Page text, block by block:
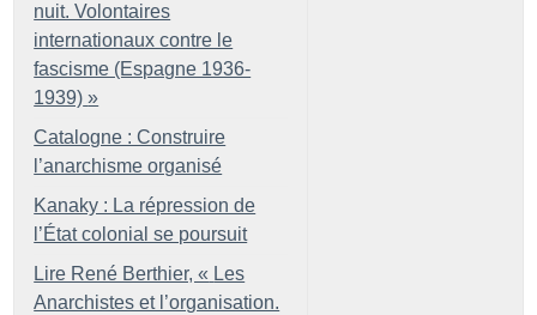
nuit. Volontaires
internationaux contre le
fascisme (Espagne 1936-
1939) »
Catalogne : Construire
l’anarchisme organisé
Kanaky : La répression de
l’État colonial se poursuit
Lire René Berthier, « Les
Anarchistes et l’organisation.